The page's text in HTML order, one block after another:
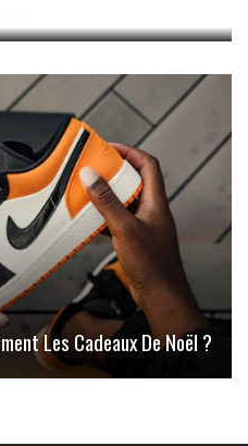
Les Cadeaux De Noël ?